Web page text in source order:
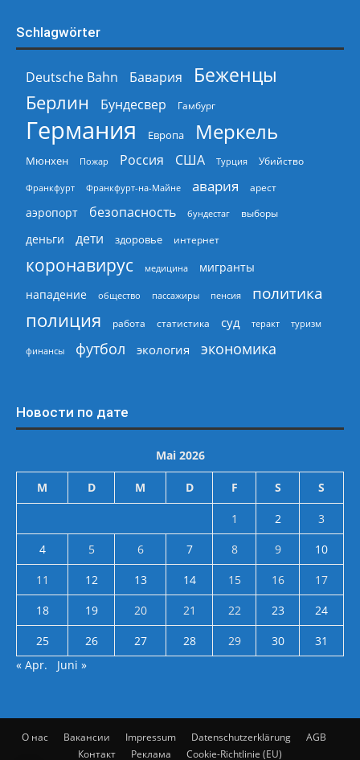
Schlagwörter
Deutsche Bahn Бавария
Беженцы
Берлин
Бундесвер Гамбург
Германия Европа Меркель
Мюнхен Пожар Россия США Турция Убийство
Франкфурт Франкфурт-на-Майне авария арест
аэропорт безопасность бундестаг выборы
деньги дети здоровье интернет
коронавирус медицина
мигранты
нападение
общество пассажиры пенсия политика
полиция работа статистика суд теракт туризм
финансы футбол экология экономика
Новости по дате
Mai 2026
M D M D F S S
1 2
3
4
5 6 7 8 9
10
11
12 13 14 15 16
17
18
19 20 21 22 23
24
25
26 27 28 29 30
31
« Apr.
Juni »
О нас Вакансии Impressum Datenschutzerklärung
AGB
Контакт
Реклама Cookie-Richtlinie (EU)